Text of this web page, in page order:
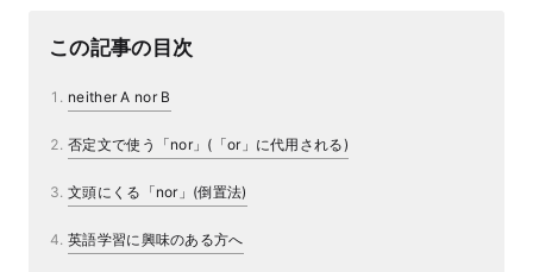
この記事の目次
neither A nor B
否定文で使う「nor」(「or」に代用される)
文頭にくる「nor」(倒置法)
英語学習に興味のある方へ